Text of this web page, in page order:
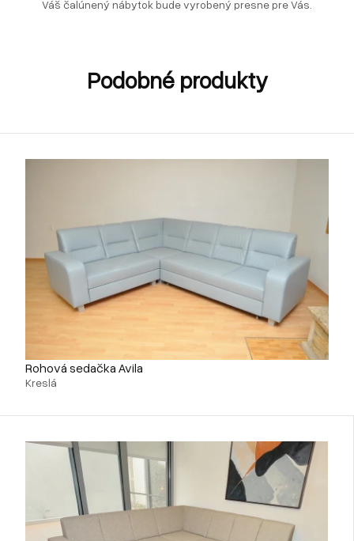
Váš čalúnený nábytok bude vyrobený presne pre Vás.
Podobné produkty
Rohová sedačka Avila
Kreslá